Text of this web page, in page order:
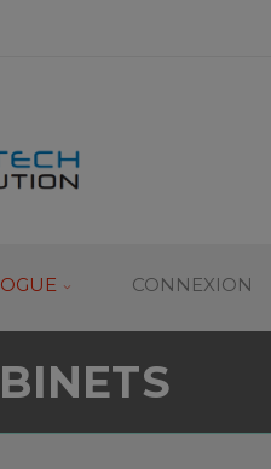
CONNEXION